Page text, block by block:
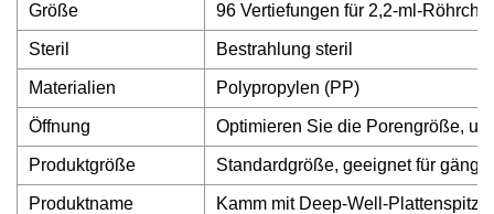
Größe 96 Vertiefungen für 2,2-ml-
Steril Bestrahlung steril
Materialien Polypropylen (PP)
Öffnung Optimieren Sie die Porengröße,
Produktgröße Standardgröße, geeignet für
Produktname Kamm mit Deep-Well-Plattenspitze